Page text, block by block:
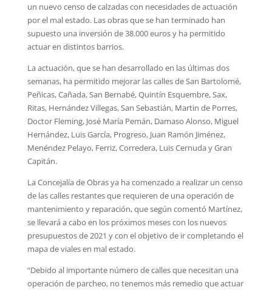
un nuevo censo de calzadas con necesidades de actuación
por el mal estado. Las obras que se han terminado han
supuesto una inversión de 38.000 euros y ha permitido
actuar en distintos barrios.
La actuación, que se han desarrollado en las últimas dos
semanas, ha permitido mejorar las calles de San Bartolomé,
Peñicas, Cañada, San Bernabé, Quintín Esquembre, Sax,
Ritas, Hernández Villegas, San Sebastián, Martin de Porres,
Doctor Fleming, José María Pemán, Damaso Alonso, Miguel
Hernández, Luis García, Progreso, Juan Ramón Jiménez,
Menéndez Pelayo, Ferriz, Corredera, Luis Cernuda y Gran
Capitán.
La Concejalía de Obras ya ha comenzado a realizar un censo
de las calles restantes que requieren de una operación de
mantenimiento y reparación, que según comentó Martínez,
se llevará a cabo en los próximos meses con los nuevos
presupuestos de 2021 y con el objetivo de ir completando el
mapa de viales en mal estado.
“Debido al importante número de calles que necesitan una
operación de parcheo, no tenemos más remedio que actuar